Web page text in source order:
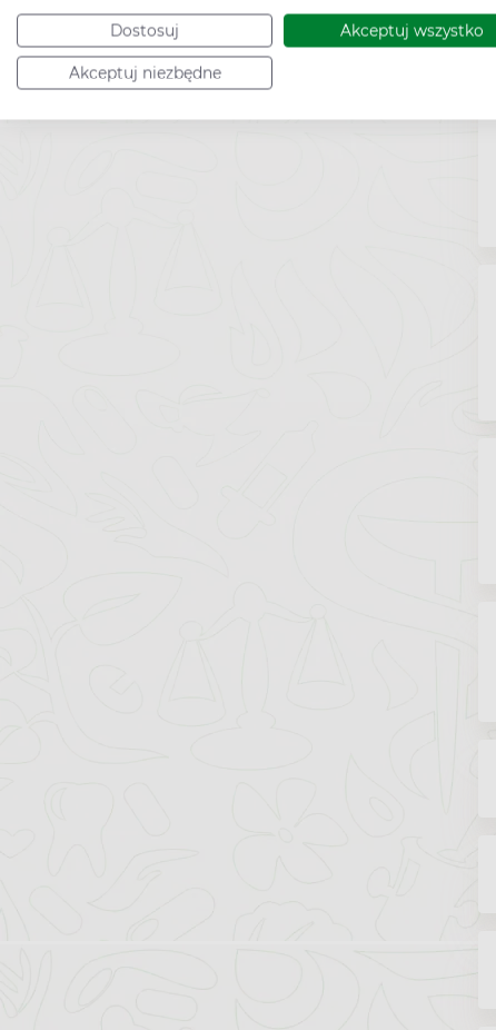
Dostosuj Akceptuj wszystko
Akceptuj niezbędne